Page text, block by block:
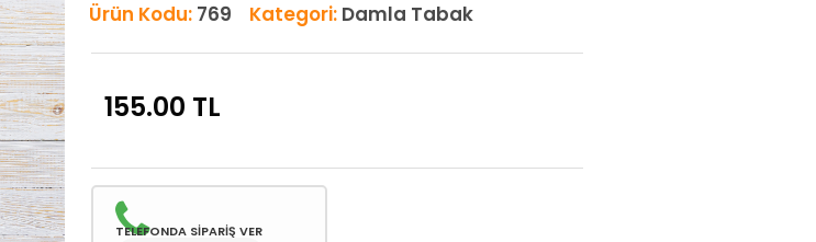
Ürün Kodu: 769 Kategori: Damla Tabak
155.00 TL
TELEFONDA SİPARİŞ VER